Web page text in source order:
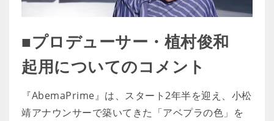
■プロデューサー・植村俊和
起用についてのコメント
『AbemaPrime』は、スタート2年半を迎え、小松
靖アナウンサーで築いてきた「アベプラの色」を